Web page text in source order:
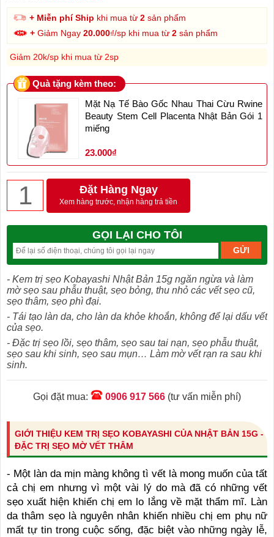
+ Miễn phí Ship khi mua từ 2 sản phẩm
+ Giảm Ngay20.000₫/sp khi mua từ2 sản phẩm
Giảm 20k/sp khi mua từ 2sp
Quà tặng kèm theo:
Mặt Nạ Tế Bào Gốc Nhau Thai Cừu Rwine
Beauty Stem Cell Placenta Nhật Bản Gói 1
miếng
23.000₫
Đặt Hàng Ngay
Xem hàng trước, nhận hàng trả tiền
GỌI LẠI CHO TÔI
- Kem trị sẹo Kobayashi Nhật Bản 15g ngăn ngừa và làm
mờ sẹo sau phẫu thuật, sẹo bỏng, thu nhỏ các vết sẹo cũ,
sẹo thâm, sẹo phì đại.
- Tái tạo làn da, cho làn da khỏe khoắn, không để lại dấu vết
của sẹo.
- Đặc trị sẹo lồi, sẹo thâm, sẹo sau tai nạn, sẹo phẫu thuật,
sẹo sau khi sinh, sẹo sau mụn… Làm mờ vết rạn ra sau khi
sinh.
Gọi đặt mua: 0906 917 566 (tư vấn miễn phí)
GIỚI THIỆU KEM TRỊ SẸO KOBAYASHI CỦA NHẬT BẢN 15G -
ĐẶC TRỊ SẸO MỜ VẾT THÂM
- Một làn da mịn màng không tì vết là mong muốn của tất
cả chị em nhưng vì một vài lý do mà đã có những vết
sẹo xuất hiện khiến chị em lo lắng về mặt thẩm mĩ. Làn
da thâm sẹo là nguyên nhân khiến nhiều chị em phụ nữ
mất tự tin trong cuộc sống, đặc biệt vào những ngày lễ,